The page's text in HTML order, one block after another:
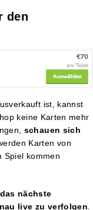
den
ist, kannst
keine Karten mehr
schauen sich
Karten von
Spiel kommen
nächste
live zu verfolgen